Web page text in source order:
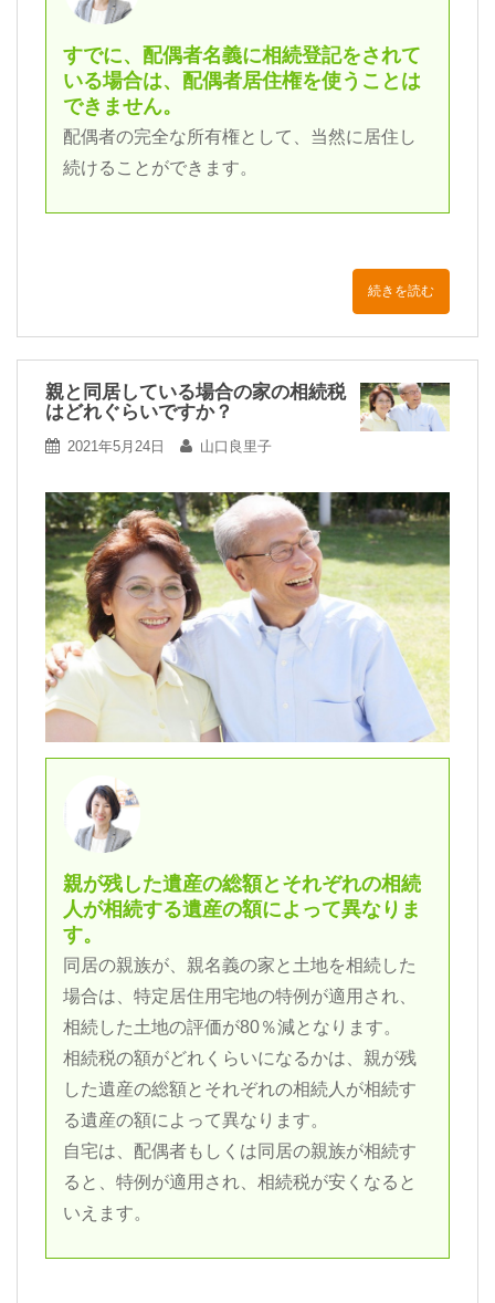
すでに、配偶者名義に相続登記をされて
いる場合は、配偶者居住権を使うことは
できません。
配偶者の完全な所有権として、当然に居住し
続けることができます。
続きを読む
親と同居している場合の家の相続税
はどれぐらいですか？
2021年5月24日 山口良里子
親が残した遺産の総額とそれぞれの相続
人が相続する遺産の額によって異なりま
す。
同居の親族が、親名義の家と土地を相続した
場合は、特定居住用宅地の特例が適用され、
相続した土地の評価が80％減となります。
相続税の額がどれくらいになるかは、親が残
した遺産の総額とそれぞれの相続人が相続す
る遺産の額によって異なります。
自宅は、配偶者もしくは同居の親族が相続す
ると、特例が適用され、相続税が安くなると
いえます。